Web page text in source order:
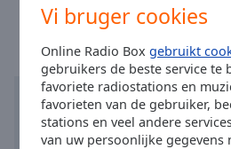
Vi bruger cookies
Online Radio Boxgebruikt
gebruikers de beste service te
favoriete radiostations en
favorieten van de gebruiker,
stations en veel andere
van uw persoonlijke gegevens